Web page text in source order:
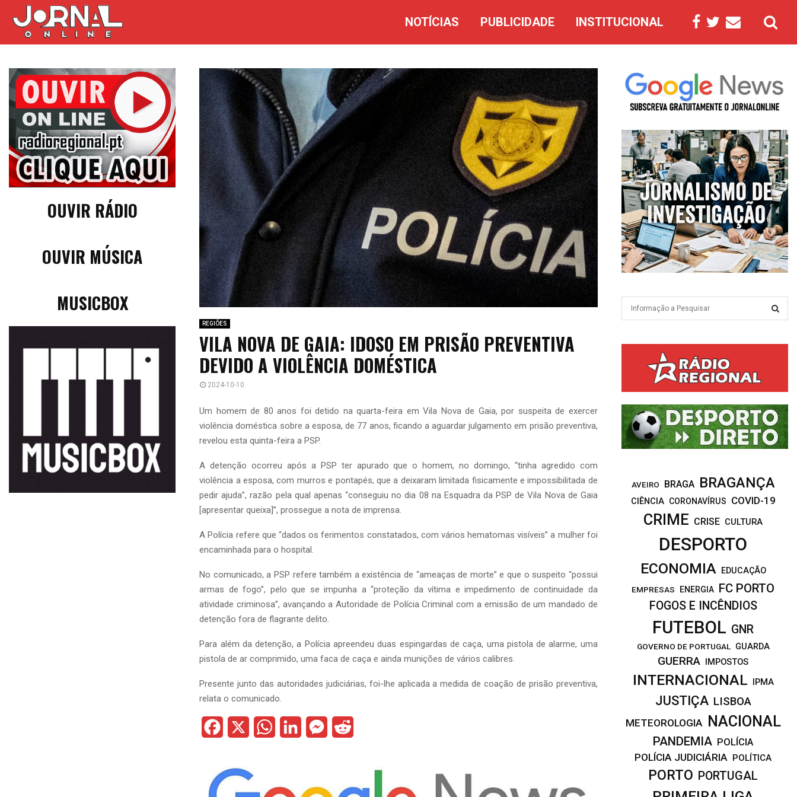
NOTÍCIAS PUBLICIDADE INSTITUCIONAL
REGIÕES
VILA NOVA DE GAIA: IDOSO EM PRISÃO PREVENTIVA
DEVIDO A VIOLÊNCIA DOMÉSTICA
2024-10-10
Um homem de 80 anos foi detido na quarta-feira em Vila Nova de Gaia, por suspeita de exercer
violência doméstica sobre a esposa, de 77 anos, ficando a aguardar julgamento em prisão preventiva,
revelou esta quinta-feira a PSP.
A detenção ocorreu após a PSP ter apurado que o homem, no domingo, “tinha agredido com
violência a esposa, com murros e pontapés, que a deixaram limitada fisicamente e impossibilitada de
pedir ajuda”, razão pela qual apenas “conseguiu no dia 08 na Esquadra da PSP de Vila Nova de Gaia
[apresentar queixa]”, prossegue a nota de imprensa.
A Polícia refere que “dados os ferimentos constatados, com vários hematomas visíveis” a mulher foi
encaminhada para o hospital.
No comunicado, a PSP refere também a existência de “ameaças de morte” e que o suspeito “possui
armas de fogo”, pelo que se impunha a “proteção da vítima e impedimento de continuidade da
atividade criminosa”, avançando a Autoridade de Polícia Criminal com a emissão de um mandado de
detenção fora de flagrante delito.
Para além da detenção, a Polícia apreendeu duas espingardas de caça, uma pistola de alarme, uma
pistola de ar comprimido, uma faca de caça e ainda munições de vários calibres.
Presente junto das autoridades judiciárias, foi-lhe aplicada a medida de coação de prisão preventiva,
relata o comunicado.
c
W
t
k
M
s
d
OUVIR RÁDIO
OUVIR MÚSICA
MUSICBOX
o
r
:
R
C
H
AVEIRO BRAGA BRAGANÇA
CIÊNCIA CORONAVÍRUS COVID-19
CRIME CRISE CULTURA
DESPORTO
ECONOMIA
EDUCAÇÃO
EMPRESAS
ENERGIA FC PORTO
FOGOS E INCÊNDIOS
FUTEBOL GNR
GOVERNO DE PORTUGAL GUARDA
GUERRA IMPOSTOS
INTERNACIONAL IPMA
JUSTIÇA LISBOA
METEOROLOGIA NACIONAL
PANDEMIA POLÍCIA
POLÍCIA JUDICIÁRIA POLÍTICA
PORTO PORTUGAL